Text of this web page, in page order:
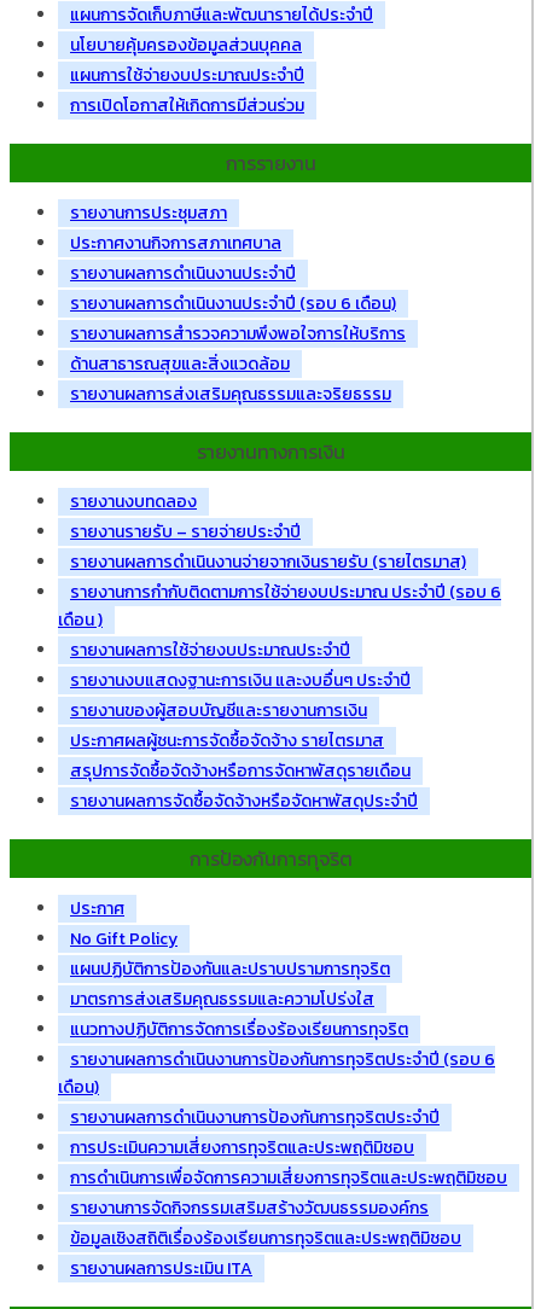
แผนการจัดเก็บภาษีและพัฒนารายได้ประจำปี
นโยบายคุ้มครองข้อมูลส่วนบุคคล
แผนการใช้จ่ายงบประมาณประจำปี
การเปิดโอกาสให้เกิดการมีส่วนร่วม
การรายงาน
รายงานการประชุมสภา
ประกาศงานกิจการสภาเทศบาล
รายงานผลการดำเนินงานประจำปี
รายงานผลการดำเนินงานประจำปี (รอบ 6 เดือน)
รายงานผลการสำรวจความพึงพอใจการให้บริการ
ด้านสาธารณสุขและสิ่งแวดล้อม
รายงานผลการส่งเสริมคุณธรรมและจริยธรรม
รายงานทางการเงิน
รายงานงบทดลอง
รายงานรายรับ – รายจ่ายประจำปี
รายงานผลการดำเนินงานจ่ายจากเงินรายรับ (รายไตรมาส)
รายงานการกำกับติดตามการใช้จ่ายงบประมาณ ประจำปี (รอบ 6
เดือน )
รายงานผลการใช้จ่ายงบประมาณประจำปี
รายงานงบแสดงฐานะการเงิน และงบอื่นๆ ประจำปี
รายงานของผู้สอบบัญชีและรายงานการเงิน
ประกาศผลผู้ชนะการจัดซื้อจัดจ้าง รายไตรมาส
สรุปการจัดซื้อจัดจ้างหรือการจัดหาพัสดุรายเดือน
รายงานผลการจัดซื้อจัดจ้างหรือจัดหาพัสดุประจำปี
การป้องกันการทุจริต
ประกาศ
No Gift Policy
แผนปฏิบัติการป้องกันและปราบปรามการทุจริต
มาตรการส่งเสริมคุณธรรมและความโปร่งใส
แนวทางปฏิบัติการจัดการเรื่องร้องเรียนการทุจริต
รายงานผลการดำเนินงานการป้องกันการทุจริตประจำปี (รอบ 6
เดือน)
รายงานผลการดำเนินงานการป้องกันการทุจริตประจำปี
การประเมินความเสี่ยงการทุจริตและประพฤติมิชอบ
การดำเนินการเพื่อจัดการความเสี่ยงการทุจริตและประพฤติมิชอบ
รายงานการจัดกิจกรรมเสริมสร้างวัฒนธรรมองค์กร
ข้อมูลเชิงสถิติเรื่องร้องเรียนการทุจริตและประพฤติมิชอบ
รายงานผลการประเมิน ITA